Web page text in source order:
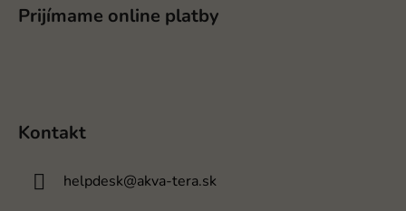
Prijímame online platby
Kontakt
helpdesk@akva-tera.sk